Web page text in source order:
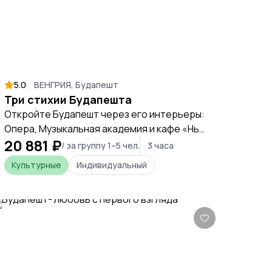
5.0 ВЕНГРИЯ, Будапешт
Три стихии Будапешта
Откройте Будапешт через его интерьеры:
Опера, Музыкальная академия и кафе «Нью-
Йорк» расскажут историю города через
стихии земли, воды и воздуха.
20 881 ₽/ за группу 1–5 чел.
3 часа
Культурные
Индивидуальный